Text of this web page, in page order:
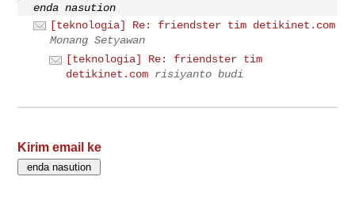
enda nasution
[teknologia] Re: friendster tim detikinet.com
Monang Setyawan
[teknologia] Re: friendster tim
detikinet.com risiyanto budi
Kirim email ke